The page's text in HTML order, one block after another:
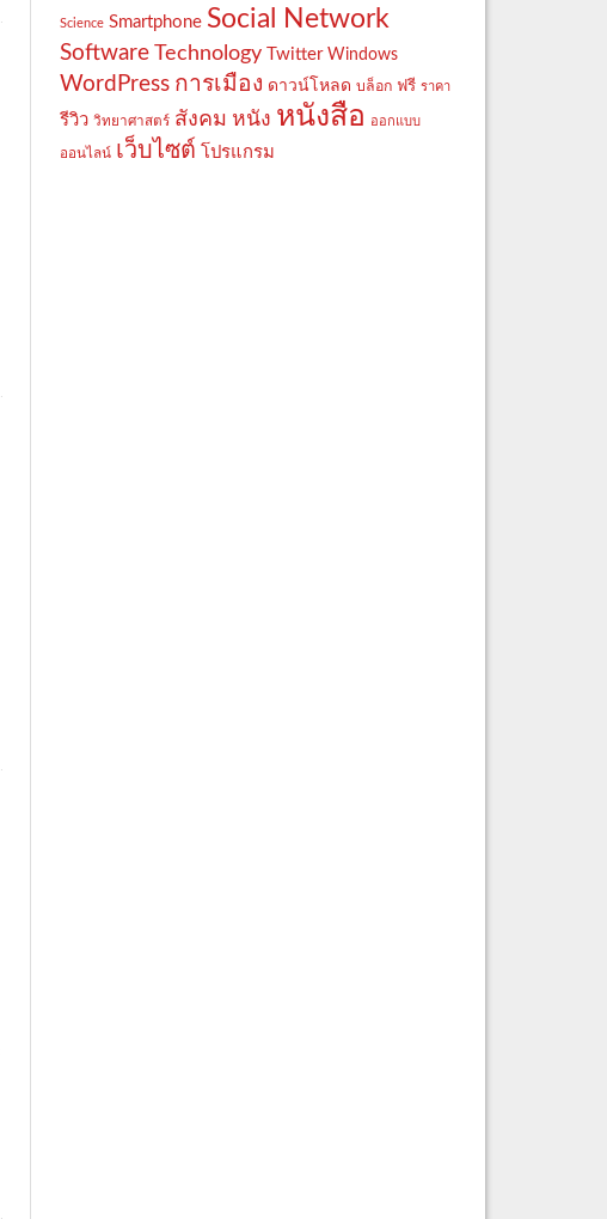
Science Smartphone Social Network
Software Technology Twitter Windows
WordPress การเมือง ดาวน์โหลด บล็อก ฟรี ราคา
รีวิว วิทยาศาสตร์ สังคม หนัง หนังสือ ออกแบบ
ออนไลน์ เว็บไซต์ โปรแกรม